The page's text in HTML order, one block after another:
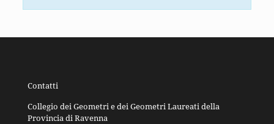
Contatti
Collegio dei Geometri e dei Geometri Laureati della
Provincia di Ravenna